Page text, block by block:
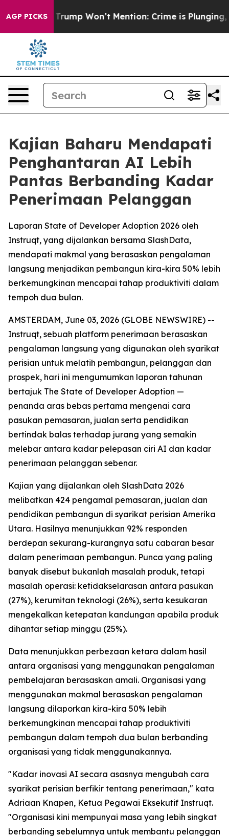
AGP PICKS
News Trump Won’t Mention: Crime is Plunging, but
Kajian Baharu Mendapati
Penghantaran AI Lebih
Pantas Berbanding Kadar
Penerimaan Pelanggan
Laporan State of Developer Adoption 2026 oleh
Instruqt, yang dijalankan bersama SlashData,
mendapati makmal yang berasaskan pengalaman
langsung menjadikan pembangun kira-kira 50% lebih
berkemungkinan mencapai tahap produktiviti dalam
tempoh dua bulan.
AMSTERDAM, June 03, 2026 (GLOBE NEWSWIRE) --
Instruqt, sebuah platform penerimaan berasaskan
pengalaman langsung yang digunakan oleh syarikat
perisian untuk melatih pembangun, pelanggan dan
prospek, hari ini mengumumkan laporan tahunan
bertajuk The State of Developer Adoption —
penanda aras bebas pertama mengenai cara
pasukan pemasaran, jualan serta pendidikan
bertindak balas terhadap jurang yang semakin
melebar antara kadar pelepasan ciri AI dan kadar
penerimaan pelanggan sebenar.
Kajian yang dijalankan oleh SlashData 2026
melibatkan 424 pengamal pemasaran, jualan dan
pendidikan pembangun di syarikat perisian Amerika
Utara. Hasilnya menunjukkan 92% responden
berdepan sekurang-kurangnya satu cabaran besar
dalam penerimaan pembangun. Punca yang paling
banyak disebut bukanlah masalah produk, tetapi
masalah operasi: ketidakselarasan antara pasukan
(27%), kerumitan teknologi (26%), serta kesukaran
mengekalkan ketepatan kandungan apabila produk
dihantar setiap minggu (25%).
Data menunjukkan perbezaan ketara dalam hasil
antara organisasi yang menggunakan pengalaman
pembelajaran berasaskan amali. Organisasi yang
menggunakan makmal berasaskan pengalaman
langsung dilaporkan kira-kira 50% lebih
berkemungkinan mencapai tahap produktiviti
pembangun dalam tempoh dua bulan berbanding
organisasi yang tidak menggunakannya.
"Kadar inovasi AI secara asasnya mengubah cara
syarikat perisian berfikir tentang penerimaan," kata
Adriaan Knapen, Ketua Pegawai Eksekutif Instruqt.
"Organisasi kini mempunyai masa yang lebih singkat
berbanding sebelumnya untuk membantu pelanggan